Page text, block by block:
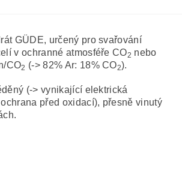
GÜDE, určený pro svařování
v ochranné atmosféře CO2 nebo
CO2 (-> 82% Ar: 18% CO2).
(-> vynikající elektrická
před oxidací), přesně vinutý